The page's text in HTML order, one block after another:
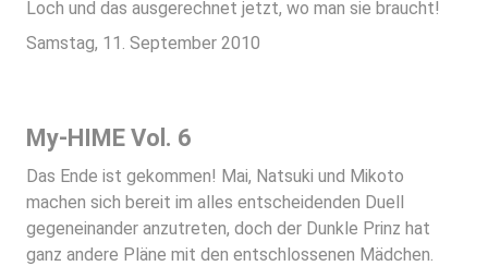
Loch und das ausgerechnet jetzt, wo man sie braucht!
Samstag, 11. September 2010
My-HIME Vol. 6
Das Ende ist gekommen! Mai, Natsuki und Mikoto
machen sich bereit im alles entscheidenden Duell
gegeneinander anzutreten, doch der Dunkle Prinz hat
ganz andere Pläne mit den entschlossenen Mädchen.